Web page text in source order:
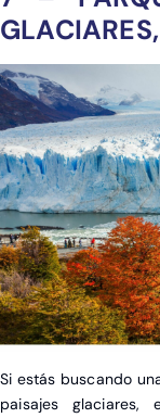
Si estás buscando
paisajes